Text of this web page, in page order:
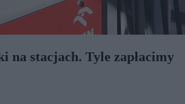
na stacjach. Tyle zapłacimy